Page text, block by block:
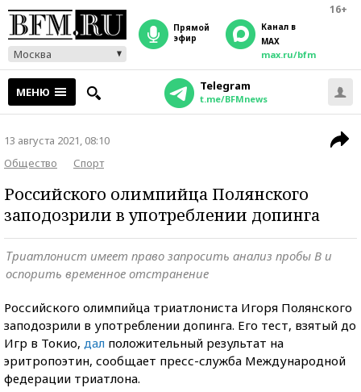
16+
Москва
прямой
эфир
Канал в
MAX
max.ru/bfm
МЕНЮ Telegram
t.me/BFMnews
13 августа 2021, 08:10
Общество
Спорт
Российского олимпийца Полянского
заподозрили в употреблении допинга
Триатлонист имеет право запросить анализ пробы B и
оспорить временное отстранение
Российского олимпийца триатлониста Игоря Полянского
заподозрили в употреблении допинга. Его тест, взятый до
Игр в Токио, дал положительный результат на
эритропоэтин, сообщает пресс-служба Международной
федерации триатлона.